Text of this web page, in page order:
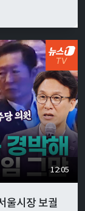
12:05
시장 보궐